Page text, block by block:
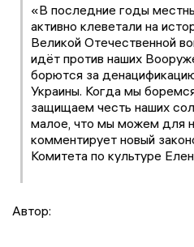
«В последние годы
активно клеветали на
Великой Отечественной
идёт против наших
борются за
Украины. Когда мы
защищаем честь наших
малое, что мы можем для
комментирует новый
Комитета по культуре
Автор: